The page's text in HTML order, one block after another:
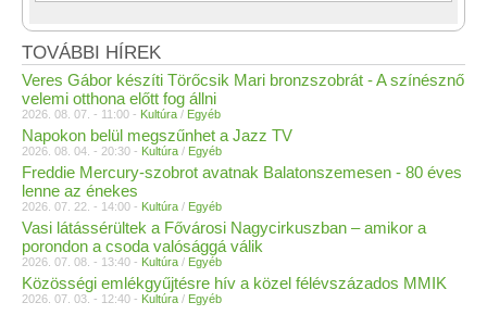
TOVÁBBI HÍREK
Veres Gábor készíti Törőcsik Mari bronzszobrát - A színésznő
velemi otthona előtt fog állni
2026. 08. 07. - 11:00 - Kultúra / Egyéb
Napokon belül megszűnhet a Jazz TV
2026. 08. 04. - 20:30 - Kultúra / Egyéb
Freddie Mercury-szobrot avatnak Balatonszemesen - 80 éves
lenne az énekes
2026. 07. 22. - 14:00 - Kultúra / Egyéb
Vasi látássérültek a Fővárosi Nagycirkuszban – amikor a
porondon a csoda valósággá válik
2026. 07. 08. - 13:40 - Kultúra / Egyéb
Közösségi emlékgyűjtésre hív a közel félévszázados MMIK
2026. 07. 03. - 12:40 - Kultúra / Egyéb